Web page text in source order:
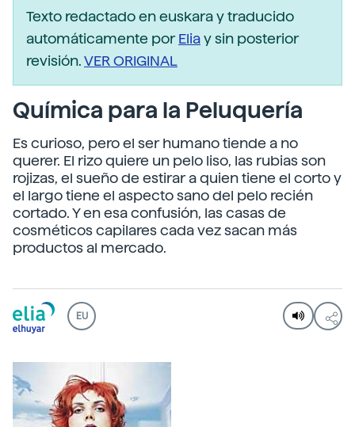
Texto redactado en euskara y traducido
automáticamente porEliay sin posterior
revisión.VER ORIGINAL
Química para la Peluquería
Es curioso, pero el ser humano tiende a no
querer. El rizo quiere un pelo liso, las rubias son
rojizas, el sueño de estirar a quien tiene el corto y
el largo tiene el aspecto sano del pelo recién
cortado. Y en esa confusión, las casas de
cosméticos capilares cada vez sacan más
productos al mercado.
EU